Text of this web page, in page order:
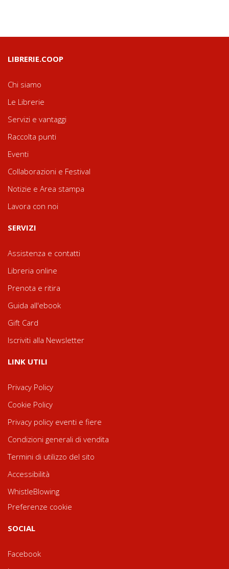
LIBRERIE.COOP
Chi siamo
Le Librerie
Servizi e vantaggi
Raccolta punti
Eventi
Collaborazioni e Festival
Notizie e Area stampa
Lavora con noi
SERVIZI
Assistenza e contatti
Libreria online
Prenota e ritira
Guida all'ebook
Gift Card
Iscriviti alla Newsletter
LINK UTILI
Privacy Policy
Cookie Policy
Privacy policy eventi e fiere
Condizioni generali di vendita
Termini di utilizzo del sito
Accessibilità
WhistleBlowing
Preferenze cookie
SOCIAL
Facebook